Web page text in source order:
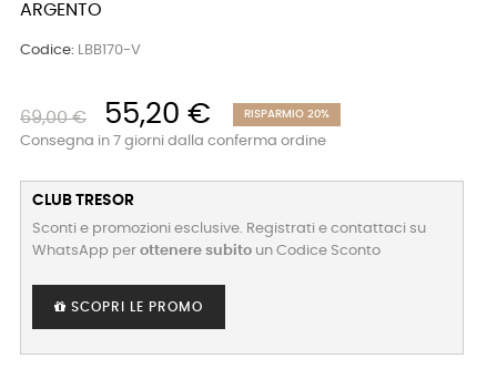
ARGENTO
Codice: LBB170-V
69,00 € 55,20 € RISPARMIO 20%
Consegna in 7 giorni dalla conferma ordine
CLUB TRESOR
Sconti e promozioni esclusive. Registrati e contattaci su
WhatsApp per ottenere subito un Codice Sconto
SCOPRI LE PROMO